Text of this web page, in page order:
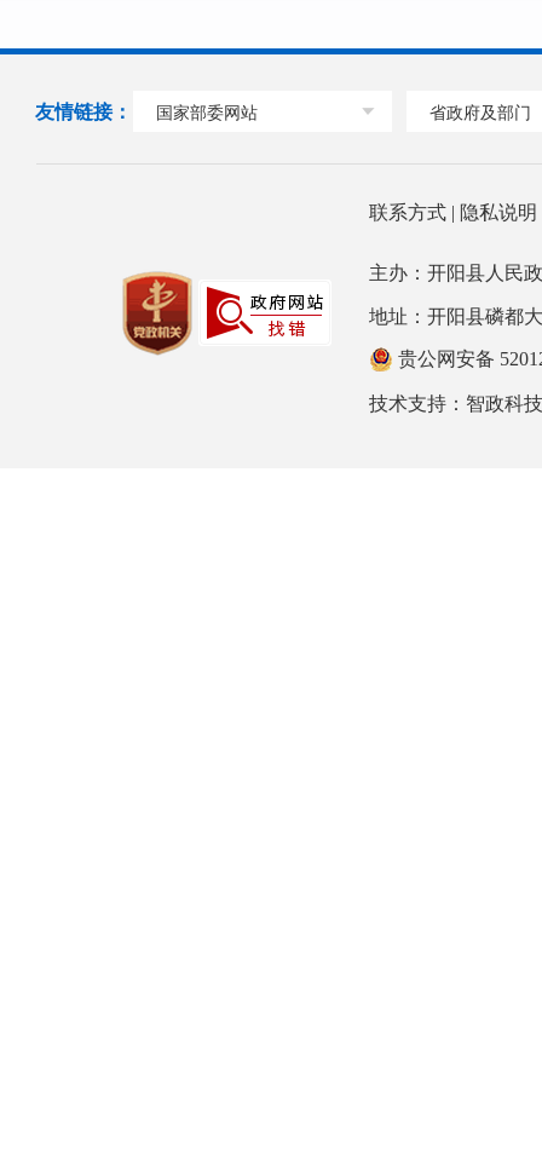
友情链接： 国家部委网站 省政府及部门
联系方式 | 隐私说明
主办：开阳县人民
地址：开阳县磷都
贵公网安备
技术支持： 智政科